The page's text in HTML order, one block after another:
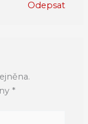
Odepsat
*